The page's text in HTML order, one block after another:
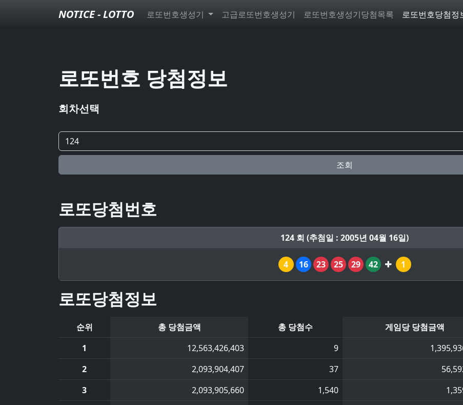
NOTICE - LOTTO 로또번호생성기 고급로또번호생성기 로또번호생성기당첨목록 로또번호당첨정
로또번호 당첨정보
회차선택
조회
로또당첨번호
124 회 (추첨일 : 2005년 04월 16일)
4 16 23 25 29 42 1
로또당첨정보
순위 총 당첨금액 총 당첨수 게임당 당첨금액
1
12,563,426,403 9
2
2,093,904,407 37
3
2,093,905,660 1,540